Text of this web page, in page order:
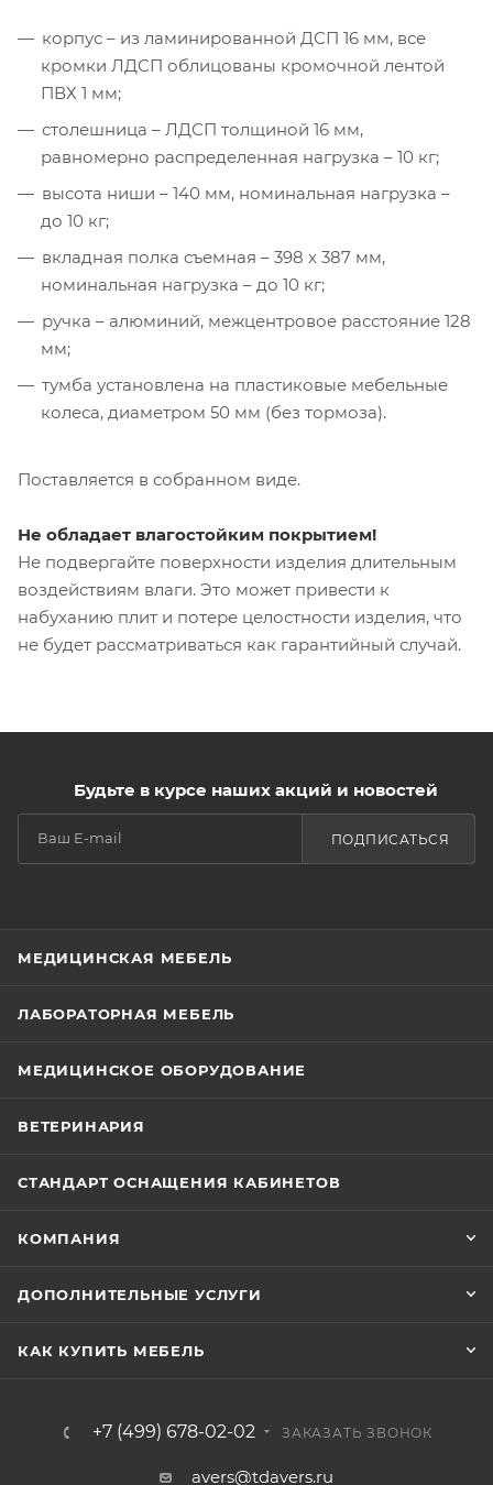
корпус – из ламинированной ДСП 16 мм, все
кромки ЛДСП облицованы кромочной лентой
ПВХ 1 мм;
столешница – ЛДСП толщиной 16 мм,
равномерно распределенная нагрузка – 10 кг;
высота ниши – 140 мм, номинальная нагрузка –
до 10 кг;
вкладная полка съемная – 398 х 387 мм,
номинальная нагрузка – до 10 кг;
ручка – алюминий, межцентровое расстояние 128
мм;
тумба установлена на пластиковые мебельные
колеса, диаметром 50 мм (без тормоза).
Поставляется в собранном виде.
Не обладает влагостойким покрытием!
Не подвергайте поверхности изделия длительным
воздействиям влаги. Это может привести к
набуханию плит и потере целостности изделия, что
не будет рассматриваться как гарантийный случай.
Будьте в курсе наших акций и новостей
ПОДПИСАТЬСЯ
МЕДИЦИНСКАЯ МЕБЕЛЬ
ЛАБОРАТОРНАЯ МЕБЕЛЬ
МЕДИЦИНСКОЕ ОБОРУДОВАНИЕ
ВЕТЕРИНАРИЯ
СТАНДАРТ ОСНАЩЕНИЯ КАБИНЕТОВ
КОМПАНИЯ
ДОПОЛНИТЕЛЬНЫЕ УСЛУГИ
КАК КУПИТЬ МЕБЕЛЬ
+7 (499) 678-02-02 ЗАКАЗАТЬ ЗВОНОК
avers@tdavers.ru